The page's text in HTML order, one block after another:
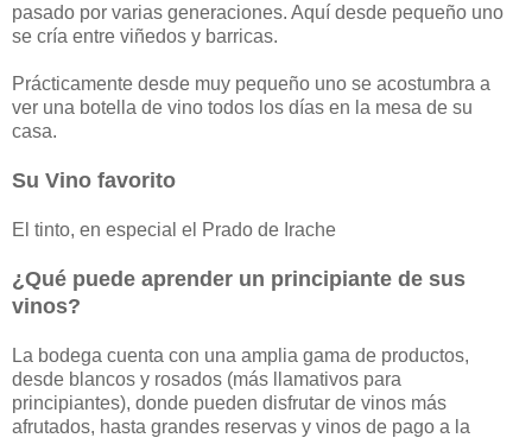
pasado por varias generaciones. Aquí desde pequeño uno
se cría entre viñedos y barricas.
Prácticamente desde muy pequeño uno se acostumbra a
ver una botella de vino todos los días en la mesa de su
casa.
Su Vino favorito
El tinto, en especial el Prado de Irache
¿Qué puede aprender un principiante de sus
vinos?
La bodega cuenta con una amplia gama de productos,
desde blancos y rosados (más llamativos para
principiantes), donde pueden disfrutar de vinos más
afrutados, hasta grandes reservas y vinos de pago a la